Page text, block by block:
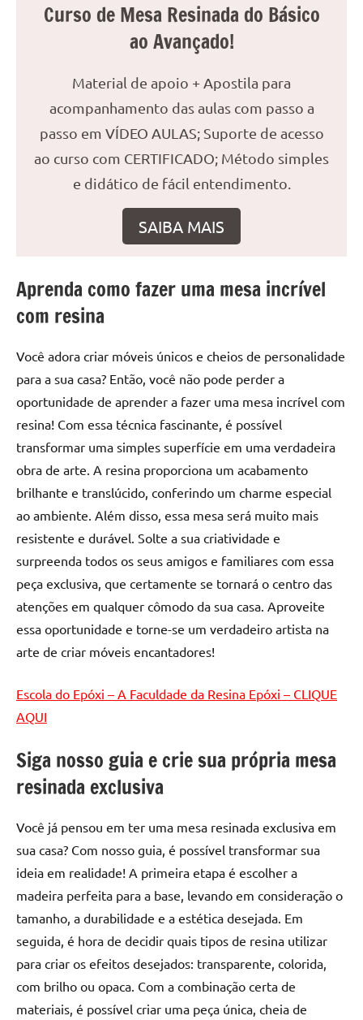
únicas.
melhores
mesa
de
resinada
alta
qualidade,
como
Tables
e
mesas
de
Curso de Mesa Resinada do Básico
ao Avançado!
Material de apoio + Apostila para
acompanhamento das aulas com passo a
passo em VÍDEO AULAS; Suporte de acesso
ao curso com CERTIFICADO; Método simples
e didático de fácil entendimento.
SAIBA MAIS
Aprenda como fazer uma mesa incrível
com resina
Você adora criar móveis únicos e cheios de personalidade
para a sua casa? Então, você não pode perder a
oportunidade de aprender a fazer uma mesa incrível com
resina! Com essa técnica fascinante, é possível
transformar uma simples superfície em uma verdadeira
obra de arte. A resina proporciona um acabamento
brilhante e translúcido, conferindo um charme especial
ao ambiente. Além disso, essa mesa será muito mais
resistente e durável. Solte a sua criatividade e
surpreenda todos os seus amigos e familiares com essa
peça exclusiva, que certamente se tornará o centro das
atenções em qualquer cômodo da sua casa. Aproveite
essa oportunidade e torne-se um verdadeiro artista na
arte de criar móveis encantadores!
Escola do Epóxi – A Faculdade da Resina Epóxi – CLIQUE
AQUI
Siga nosso guia e crie sua própria mesa
resinada exclusiva
Você já pensou em ter uma mesa resinada exclusiva em
sua casa? Com nosso guia, é possível transformar sua
ideia em realidade! A primeira etapa é escolher a
madeira perfeita para a base, levando em consideração o
tamanho, a durabilidade e a estética desejada. Em
seguida, é hora de decidir quais tipos de resina utilizar
para criar os efeitos desejados: transparente, colorida,
com brilho ou opaca. Com a combinação certa de
materiais, é possível criar uma peça única, cheia de